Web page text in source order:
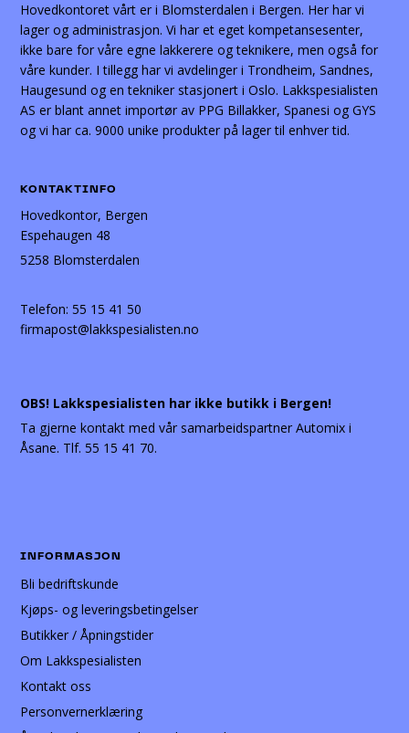
Hovedkontoret vårt er i Blomsterdalen i Bergen. Her har vi
lager og administrasjon. Vi har et eget kompetansesenter,
ikke bare for våre egne lakkerere og teknikere, men også for
våre kunder. I tillegg har vi avdelinger i Trondheim, Sandnes,
Haugesund og en tekniker stasjonert i Oslo. Lakkspesialisten
AS er blant annet importør av PPG Billakker, Spanesi og GYS
og vi har ca. 9000 unike produkter på lager til enhver tid.
KONTAKTINFO
Hovedkontor, Bergen
Espehaugen 48
5258 Blomsterdalen
Telefon:55 15 41 50
firmapost@lakkspesialisten.no
OBS! Lakkspesialisten har ikke butikk i Bergen!
Ta gjerne kontakt med vår samarbeidspartner Automix i
Åsane. Tlf. 55 15 41 70.
INFORMASJON
Bli bedriftskunde
Kjøps- og leveringsbetingelser
Butikker / Åpningstider
Om Lakkspesialisten
Kontakt oss
Personvernerklæring